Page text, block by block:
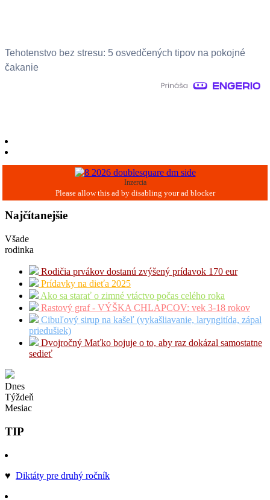
Tehotenstvo bez stresu: 5 osvedčených tipov na pokojné
čakanie
Inzercia
Najčítanejšie
Všade
rodinka
Rodičia prvákov dostanú zvýšený prídavok 170 eur
Prídavky na dieťa 2025
Ako sa starať o zimné vtáctvo počas celého roka
Rastový graf - VÝŠKA CHLAPCOV: vek 3-18 rokov
Cibuľový sirup na kašeľ (vykašliavanie, laryngitída, zápal
priedušiek)
Dvojročný Maťko bojuje o to, aby raz dokázal samostatne
sedieť
Dnes
Týždeň
Mesiac
TIP
♥ Diktáty pre druhý ročník